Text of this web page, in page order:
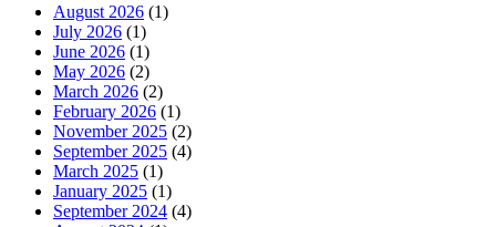
August 2026 (1)
July 2026 (1)
June 2026 (1)
May 2026 (2)
March 2026 (2)
February 2026 (1)
November 2025 (2)
September 2025 (4)
March 2025 (1)
January 2025 (1)
September 2024 (4)